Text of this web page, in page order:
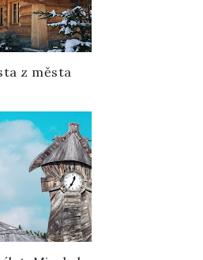
z města